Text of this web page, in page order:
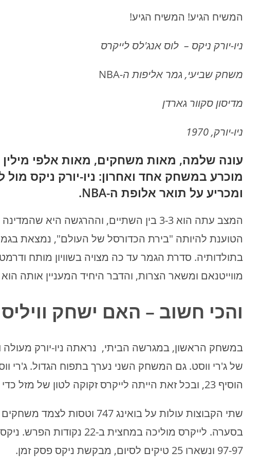
המשיח הגיע! המשיח הגיע!
ניו-יורק ניקס – לוס אנג'לס לייקרס
משחק שביעי, גמר אליפות ה-NBA
מדיסון סקוור גארדן
ניו-יורק, 1970
עונה שלמה, מאות משחקים, מאות אלפי מילין
מוכרע במשחק אחד ואחרון: ניו-יורק ניקס
ומכריע על תואר אלופת ה-NBA.
המצב עתה הוא 3-3 בין השתיים, וההרגשה היא
הטוענת להיותה "בירת הכדורסל של העולם", נמצאת
בתולדותיה. סדרת הגמר עד כה מצויה בשוויון מותח
מווייטנאם ומשאר הצרות, והדבר היחיד המעניין אותה
והכי חשוב – האם ישחק
הוסיף 23, ובכל זאת הייתה לייקרס זקוקה לטון של מזל כדי לנצח בקושי רב, 103-105.
שתי הקבוצות עולות על בואינג
בסערה. לייקרס מוליכה
97-97 ונשארו 25 טיקים לסיום, מבקשת ניקס פסק זמן.